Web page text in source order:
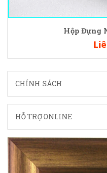
Hộp Đựng
CHÍNH SÁCH
HỖ TRỢ ONLINE